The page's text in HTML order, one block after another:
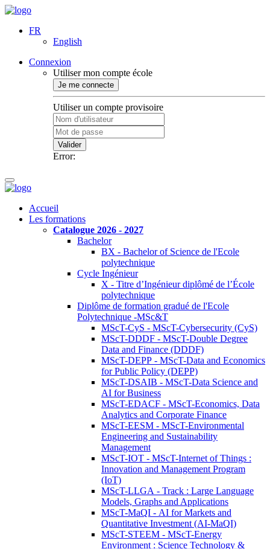
FR
English
Connexion
Utiliser mon compte école
Je me connecte
Utiliser un compte provisoire
Valider
Error:
Accueil
Les formations
Catalogue 2026 - 2027
Bachelor
BX - Bachelor of Science de l'Ecole
polytechnique
Cycle Ingénieur
X - Titre d’Ingénieur diplômé de l’École
polytechnique
Diplôme de formation gradué de l'Ecole
Polytechnique -MSc&T
MScT-CyS - MScT-Cybersecurity (CyS)
MScT-DDDF - MScT-Double Degree
Data and Finance (DDDF)
MScT-DEPP - MScT-Data and Economics
for Public Policy (DEPP)
MScT-DSAIB - MScT-Data Science and
AI for Business
MScT-EDACF - MScT-Economics, Data
Analytics and Corporate Finance
MScT-EESM - MScT-Environmental
Engineering and Sustainability
Management
MScT-IOT - MScT-Internet of Things :
Innovation and Management Program
(IoT)
MScT-LLGA - Track : Large Language
Models, Graphs and Applications
MScT-MaQI - AI for Markets and
Quantitative Investment (AI-MaQI)
MScT-STEEM - MScT-Energy
Environment : Science Technology &